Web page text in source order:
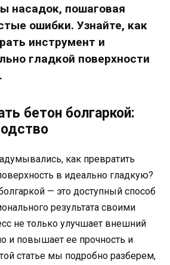
насадок, пошаговая
ошибки. Узнайте, как
инструмент и
гладкой поверхности
бетон болгаркой:
как превратить
в идеально гладкую?
— это доступный способ
результата своими
не только улучшает внешний
и повышает ее прочность и
статье мы подробно разберем,